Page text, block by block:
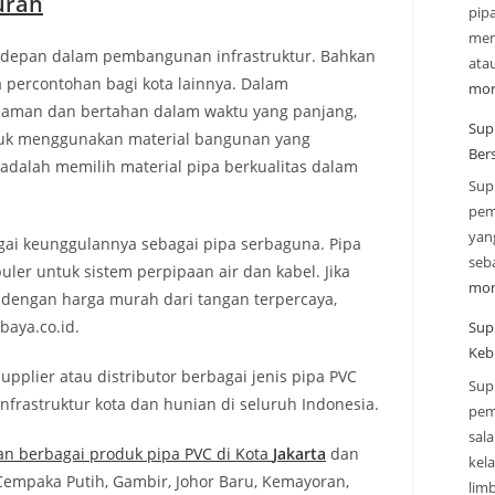
dalam pembangunan infrastruktur. Bahkan
bagi kota lainnya. Dalam
dan bertahan dalam waktu yang panjang,
menggunakan material bangunan yang
memilih material pipa berkualitas dalam
keunggulannya sebagai pipa serbaguna. Pipa
untuk sistem perpipaan air dan kabel. Jika
harga murah dari tangan terpercaya,
atau distributor berbagai jenis pipa PVC
kota dan hunian di seluruh Indonesia.
berbagai produk pipa PVC di Kota Jakarta dan
Putih, Gambir, Johor Baru, Kemayoran,